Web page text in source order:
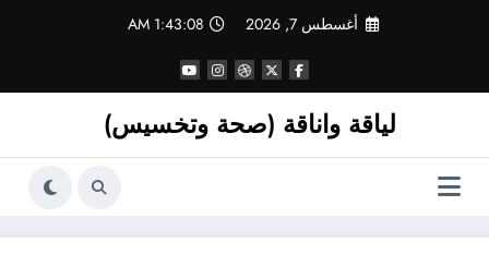
أغسطس 7, 2026 1:43:08 AM
لياقة واناقة (صحة وتخسيس)